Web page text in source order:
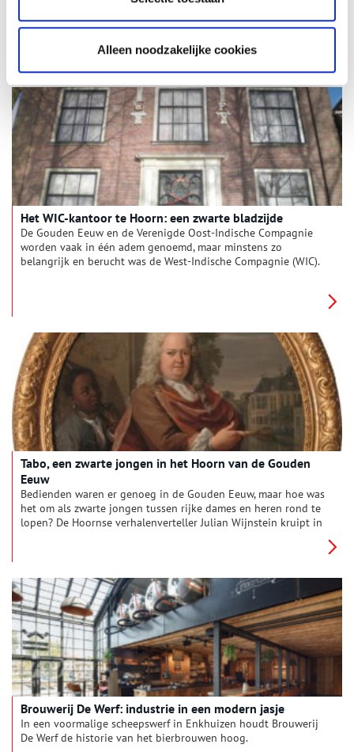
Alleen noodzakelijke cookies
walvisvangst. Verhalen over de Slag op de Zuiderzee en de
scheepsjongens van Bontekoe komen hier tot leven. Wandel in
gedachten met ons mee door de prachtige haven en de
gezellige winkelstraten. Welkom aan de West-Friese kust: de
Goudkust.
Het WIC-kantoor te Hoorn: een zwarte bladzijde
De Gouden Eeuw en de Verenigde Oost-Indische Compagnie
worden vaak in één adem genoemd, maar minstens zo
belangrijk en berucht was de West-Indische Compagnie (WIC).
Tabo, een zwarte jongen in het Hoorn van de Gouden
Eeuw
Bedienden waren er genoeg in de Gouden Eeuw, maar hoe was
het om als zwarte jongen tussen rijke dames en heren rond te
lopen? De Hoornse verhalenverteller Julian Wijnstein kruipt in
Brouwerij De Werf: industrie in een modern jasje
In een voormalige scheepswerf in Enkhuizen houdt Brouwerij
De Werf de historie van het bierbrouwen hoog.